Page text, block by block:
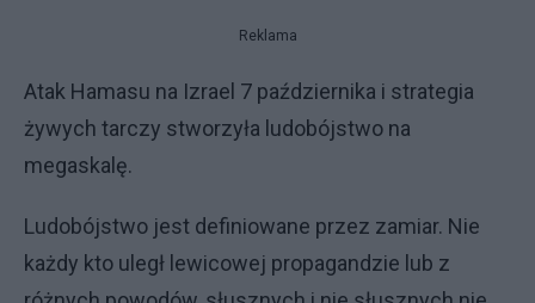
Reklama
Atak Hamasu na Izrael 7 października i strategia
żywych tarczy stworzyła ludobójstwo na
megaskalę.
Ludobójstwo jest definiowane przez zamiar. Nie
każdy kto uległ lewicowej propagandzie lub z